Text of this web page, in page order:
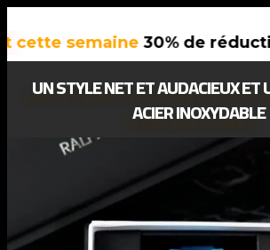
semaine30% de réductionsur
UN STYLE NET ET AUDACIEUX ET
ACIER INOXYDABLE